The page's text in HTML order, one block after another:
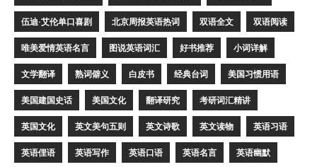
伍迪·艾伦单口喜剧 北京周报英语热词 双语全文 双语阅读
唯美爱情英语名言 图说英语词汇 好书推荐 小词详解
文学翻译 熟词僻义 白皮书 经典台词 美国习惯用语
美国建国史话 美国文化 翻译研究 考研词汇精讲
英国文化 英文美句五则 英文诗歌 英文读物 英语习语
英语俚语 英语写作 英语口语 英语名言 英语幽默